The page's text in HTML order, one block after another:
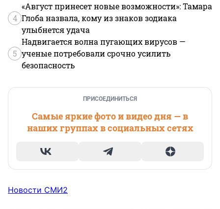
4
«Август принесет новые возможности»: Тамара
Глоба назвала, кому из знаков зодиака
улыбнется удача
5
Надвигается волна пугающих вирусов —
ученые потребовали срочно усилить
безопасность
ПРИСОЕДИНИТЬСЯ
Самые яркие фото и видео дня — в
наших группах в социальных сетях
Новости СМИ2